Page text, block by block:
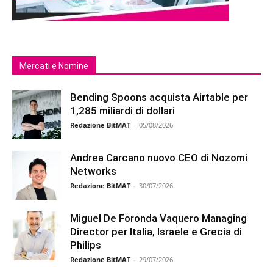
Mercati e Nomine
Bending Spoons acquista Airtable per
1,285 miliardi di dollari
Redazione BitMAT - 05/08/2026
Andrea Carcano nuovo CEO di Nozomi
Networks
Redazione BitMAT - 30/07/2026
Miguel De Foronda Vaquero Managing
Director per Italia, Israele e Grecia di
Philips
Redazione BitMAT - 29/07/2026